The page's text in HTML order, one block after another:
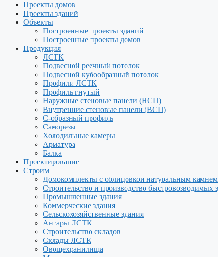
Проекты домов
Проекты зданий
Объекты
Построенные проекты зданий
Построенные проекты домов
Продукция
ЛСТК
Подвесной реечный потолок
Подвесной кубообразный потолок
Профили ЛСТК
Профиль гнутый
Наружные стеновые панели (НСП)
Внутренние стеновые панели (ВСП)
С-образный профиль
Саморезы
Холодильные камеры
Арматура
Балка
Проектирование
Строим
Домокомплекты с облицовкой натуральным камнем
Строительство и производство быстровозводимых
Промышленные здания
Коммерческие здания
Сельскохозяйственные здания
Ангары ЛСТК
Строительство складов
Склады ЛСТК
Овощехранилища